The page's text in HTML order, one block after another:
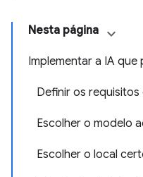
Nesta página
Implementar a IA que
Definir os
Escolher o modelo
Escolher o local